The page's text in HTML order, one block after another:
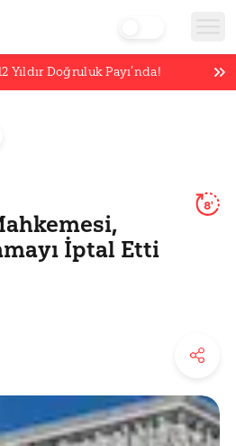
Yıldır Doğruluk Payı’nda!
İptal Etti
8'